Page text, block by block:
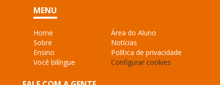
MENU
Home
Sobre
Ensino
Você bilíngue
Área do Aluno
Notícias
Política de privacidade
Configurar cookies